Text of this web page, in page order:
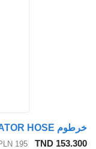
TND
PLN 195
≈ €45.29